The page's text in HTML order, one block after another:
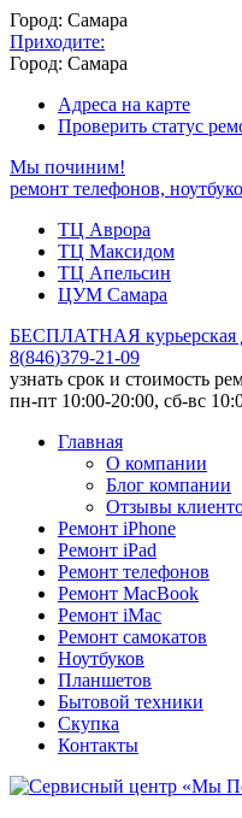
Город: Самара
Приходите:
Город: Самара
Адреса на карте
Проверить статус
Мы починим!
ремонт телефонов,
ТЦ Аврора
ТЦ Максидом
ТЦ Апельсин
ЦУМ Самара
БЕСПЛАТНАЯ курьерская
8(846)379-21-09
узнать срок и стоимость
пн-пт 10:00-20:00, сб-вс
Главная
О компании
Блог компании
Отзывы
Ремонт iPhone
Ремонт iPad
Ремонт телефонов
Ремонт MacBook
Ремонт iMac
Ремонт самокатов
Ноутбуков
Планшетов
Бытовой техники
Скупка
Контакты